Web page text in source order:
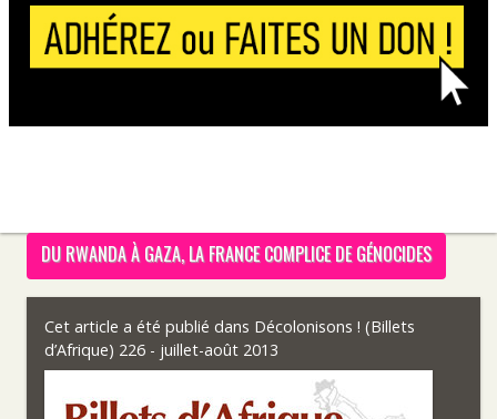
DU RWANDA À GAZA, LA FRANCE COMPLICE DE GÉNOCIDES
Cet article a été publié dans Décolonisons ! (Billets
d’Afrique) 226 - juillet-août 2013